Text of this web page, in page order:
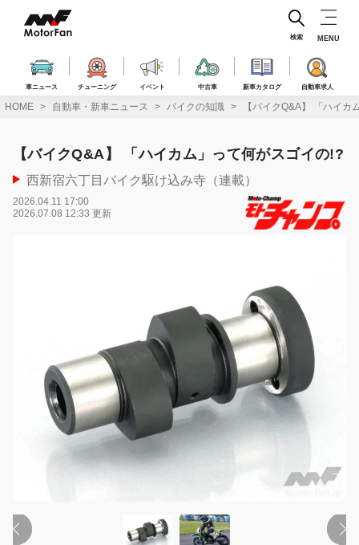
ス
車ニュース チューニング イベント 中古車 新車カタログ 自動車求人
検索 MENU
HOME 自動車・新車ニュース バイクの知識 【バイクQ&A】 「ハイカ
【バイクQ&A】 「ハイカム」って何がスゴイの!?
西新宿六丁目バイク駆け込み寺（連載）
2026.04.11 17:00
2026.07.08 12:33 更新